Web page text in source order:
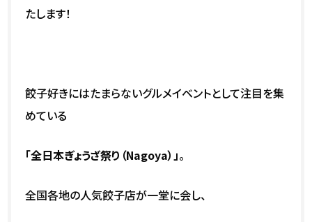
たします！
餃子好きにはたまらないグルメイベントとして注目を集
めている
「全日本ぎょうざ祭り（Nagoya）」。
全国各地の人気餃子店が一堂に会し、